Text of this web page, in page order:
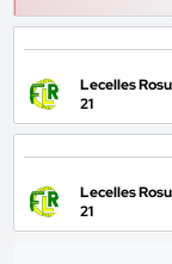
Lecelles
21
Lecelles
21